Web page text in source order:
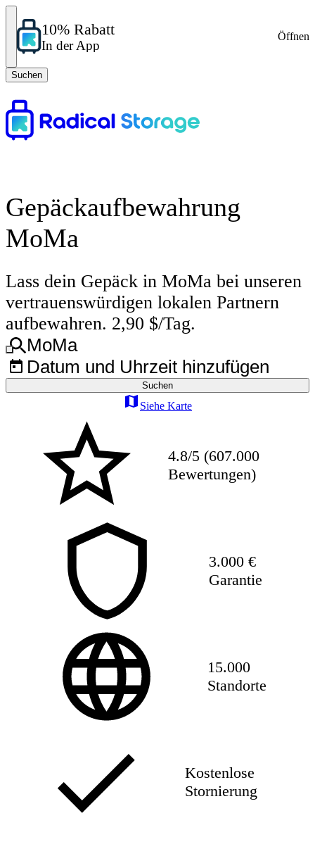
10% Rabatt
In der App
Öffnen
Suchen
Gepäckaufbewahrung
MoMa
Lass dein Gepäck in MoMa bei unseren
vertrauenswürdigen lokalen Partnern
aufbewahren. 2,90 $/Tag.
MoMa
Datum und Uhrzeit hinzufügen
Suchen
Siehe Karte
4.8/5 (607.000
Bewertungen)
3.000 €
Garantie
15.000
Standorte
Kostenlose
Stornierung